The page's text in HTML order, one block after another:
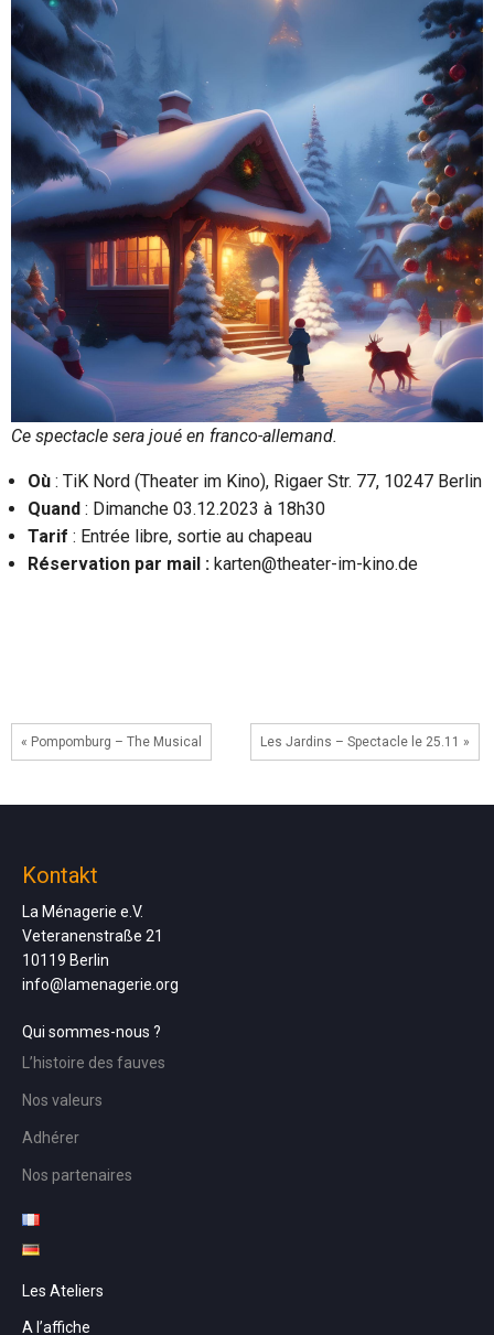
Ce spectacle sera joué en franco-allemand.
Où : TiK Nord (Theater im Kino), Rigaer Str. 77, 10247 Berlin
Quand : Dimanche 03.12.2023 à 18h30
Tarif : Entrée libre, sortie au chapeau
Réservation par mail : karten@theater-im-kino.de
« Pompomburg – The Musical Les Jardins – Spectacle le 25.11 »
Kontakt
La Ménagerie e.V.
Veteranenstraße 21
10119 Berlin
info@lamenagerie.org
Qui sommes-nous ?
L’histoire des fauves
Nos valeurs
Adhérer
Nos partenaires
Les Ateliers
A l’affiche